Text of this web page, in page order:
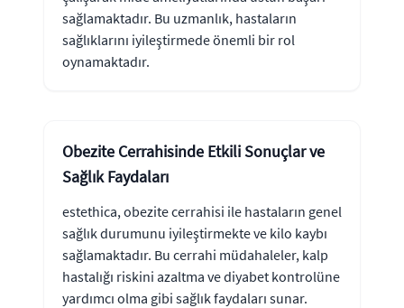
sağlamaktadır. Bu uzmanlık, hastaların
sağlıklarını iyileştirmede önemli bir rol
oynamaktadır.
Obezite Cerrahisinde Etkili Sonuçlar ve
Sağlık Faydaları
estethica, obezite cerrahisi ile hastaların genel
sağlık durumunu iyileştirmekte ve kilo kaybı
sağlamaktadır. Bu cerrahi müdahaleler, kalp
hastalığı riskini azaltma ve diyabet kontrolüne
yardımcı olma gibi sağlık faydaları sunar.